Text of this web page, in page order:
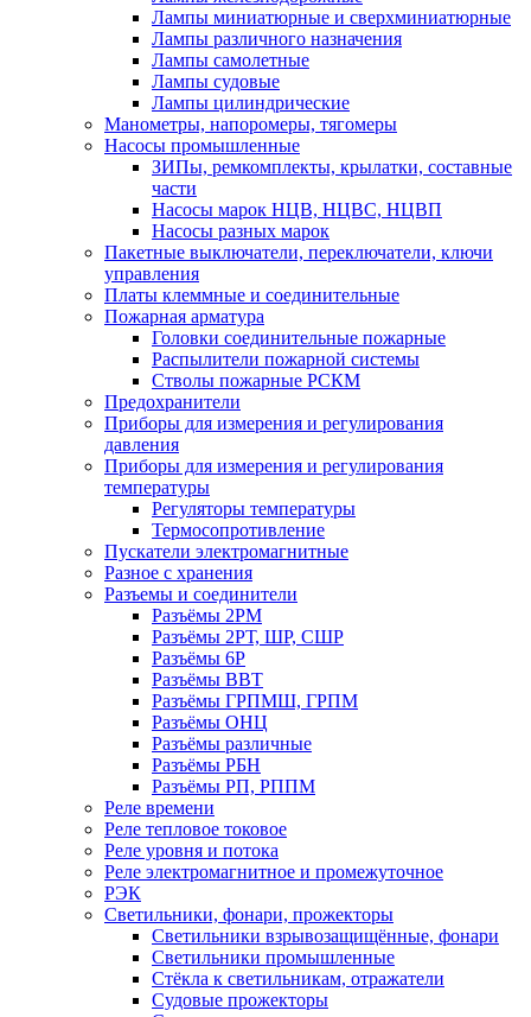
Лампы миниатюрные и сверхминиатюрные
Лампы различного назначения
Лампы самолетные
Лампы судовые
Лампы цилиндрические
Манометры, напоромеры, тягомеры
Насосы промышленные
ЗИПы, ремкомплекты, крылатки, составные
части
Насосы марок НЦВ, НЦВС, НЦВП
Насосы разных марок
Пакетные выключатели, переключатели, ключи
управления
Платы клеммные и соединительные
Пожарная арматура
Головки соединительные пожарные
Распылители пожарной системы
Стволы пожарные РСКМ
Предохранители
Приборы для измерения и регулирования
давления
Приборы для измерения и регулирования
температуры
Регуляторы температуры
Термосопротивление
Пускатели электромагнитные
Разное с хранения
Разъемы и соединители
Разъёмы 2РМ
Разъёмы 2РТ, ШР, СШР
Разъёмы 6Р
Разъёмы ВВТ
Разъёмы ГРПМШ, ГРПМ
Разъёмы ОНЦ
Разъёмы различные
Разъёмы РБН
Разъёмы РП, РППМ
Реле времени
Реле тепловое токовое
Реле уровня и потока
Реле электромагнитное и промежуточное
РЭК
Светильники, фонари, прожекторы
Светильники взрывозащищённые, фонари
Светильники промышленные
Стёкла к светильникам, отражатели
Судовые прожекторы